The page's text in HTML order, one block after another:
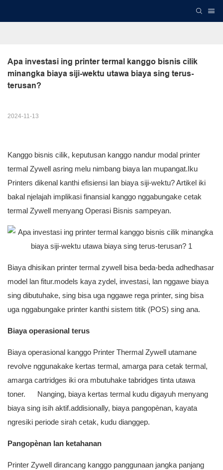
Apa investasi ing printer termal kanggo bisnis cilik
minangka biaya siji-wektu utawa biaya sing terus-
terusan?
2024-11-13
Kanggo bisnis cilik, keputusan kanggo nandur modal printer
termal Zywell asring melu nimbang biaya lan mupangat.Iku
Printers dikenal kanthi efisiensi lan biaya siji-wektu? Artikel iki
bakal njelajah implikasi finansial kanggo nggabungake cetak
termal Zywell menyang Operasi Bisnis sampeyan.
Biaya dhisikan printer termal zywell bisa beda-beda adhedhasar
model lan fitur.models kaya zydel, investasi, lan nggawe biaya
sing dibutuhake, sing bisa uga nggawe rega printer, sing bisa
uga nggabungake printer kanthi sistem titik (POS) sing ana.
Biaya operasional terus
Biaya operasional kanggo Printer Thermal Zywell utamane
revolve nggunakake kertas termal, amarga para cetak termal,
amarga cartridges iki ora mbutuhake tabridges tinta utawa
toner. Nanging, biaya kertas termal kudu digayuh menyang
biaya sing isih aktif.addisionally, biaya pangopènan, kayata
ngresiki periode sirah cetak, kudu dianggep.
Pangopènan lan ketahanan
Printer Zywell dirancang kanggo panggunaan jangka panjang